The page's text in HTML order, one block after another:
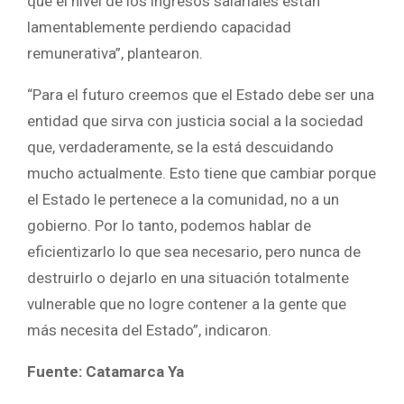
lamentablemente perdiendo capacidad
remunerativa”, plantearon.
“Para el futuro creemos que el Estado debe ser una
entidad que sirva con justicia social a la sociedad
que, verdaderamente, se la está descuidando
mucho actualmente. Esto tiene que cambiar porque
el Estado le pertenece a la comunidad, no a un
gobierno. Por lo tanto, podemos hablar de
eficientizarlo lo que sea necesario, pero nunca de
destruirlo o dejarlo en una situación totalmente
vulnerable que no logre contener a la gente que
más necesita del Estado”, indicaron.
Fuente: Catamarca Ya